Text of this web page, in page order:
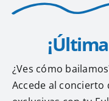
Carteles
¿Ves cómo
Accede al concierto